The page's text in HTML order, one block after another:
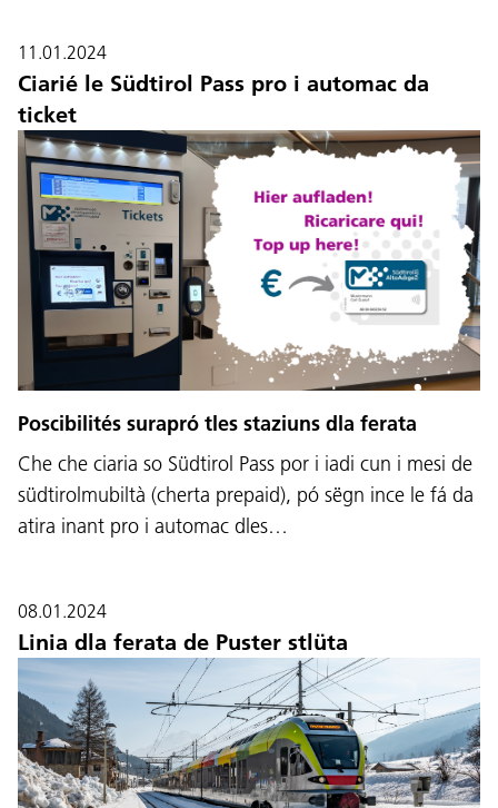
11.01.2024
Ciarié le Südtirol Pass pro i automac da
ticket
Poscibilités surapró tles staziuns dla ferata
Che che ciaria so Südtirol Pass por i iadi cun i mesi de
südtirolmubiltà (cherta prepaid), pó sëgn ince le fá da
atira inant pro i automac dles…
08.01.2024
Linia dla ferata de Puster stlüta